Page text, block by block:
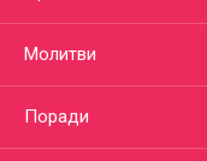
Молитви
Поради